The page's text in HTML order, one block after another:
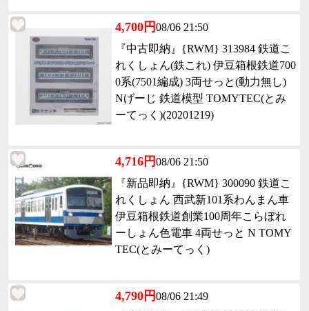
4,700円08/06 21:50
『中古即納』{RWM} 313984 鉄道こ
れくしょん(鉄これ) 伊豆箱根鉄道700
0系(7501編成) 3両せっと(動力無し)
Nげーじ 鉄道模型 TOMYTEC(とみ
ーてっく)(20201219)
4,716円08/06 21:50
『新品即納』{RWM} 300090 鉄道こ
れくしょん 西武新101系わんまん車
伊豆箱根鉄道創業100周年こらぼれ
ーしょん色電車 4両せっと N TOMY
TEC(とみーてっく)
4,790円08/06 21:49